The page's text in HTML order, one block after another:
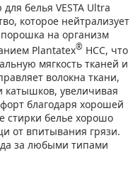
белья VESTA Ultra
которое нейтрализует
порошка на организм
Plantatex® HCC, что
мягкость тканей и
волокна ткани,
увеличивая
благодаря хорошей
стирки белье хорошо
от впитывания грязи.
за любыми типами